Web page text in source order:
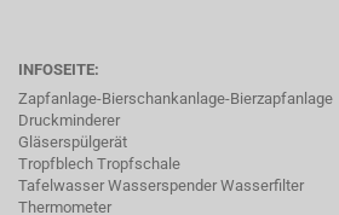
INFOSEITE:
Zapfanlage-Bierschankanlage-Bierzapfanlage
Druckminderer
Gläserspülgerät
Tropfblech Tropfschale
Tafelwasser Wasserspender Wasserfilter
Thermometer